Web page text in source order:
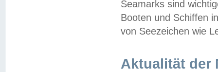
Seamarks sind
Booten und Schiffen
von Seezeichen wie
Aktualität der